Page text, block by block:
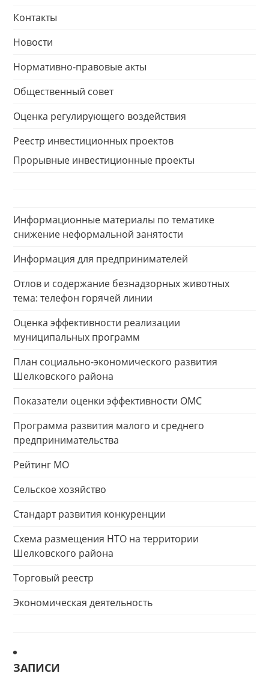
Контакты
Новости
Нормативно-правовые акты
Общественный совет
Оценка регулирующего воздействия
Реестр инвестиционных проектов
Прорывные инвестиционные проекты
Информационные материалы по тематике
снижение неформальной занятости
Информация для предпринимателей
Отлов и содержание безнадзорных животных
тема: телефон горячей линии
Оценка эффективности реализации
муниципальных программ
План социально-экономического развития
Шелковского района
Показатели оценки эффективности ОМС
Программа развития малого и среднего
предпринимательства
Рейтинг МО
Сельское хозяйство
Стандарт развития конкуренции
Схема размещения НТО на территории
Шелковского района
Торговый реестр
Экономическая деятельность
ЗАПИСИ